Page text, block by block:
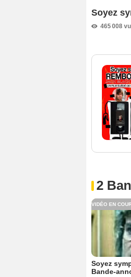
Soyez
465 008
2
VIDÉO EN
Soyez
Bande-